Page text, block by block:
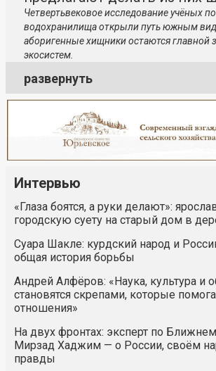
Четвертьвековое исследование учёных
водохранилища открыли путь южным
аборигенные хищники остаются главной
экосистем.
развернуть
Интервью
«Глаза боятся, а руки делают»:
городскую суету на старый дом в
Суара Шакле: курдский народ и
общая история борьбы
Андрей Алфёров: «Наука, культура и
становятся скрепами, которые
отношения»
На двух фронтах: эксперт по
Мирзад Хаджим — о России, своём
правды